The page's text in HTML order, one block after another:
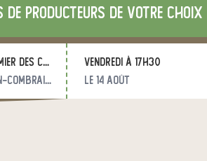
de producteurs de votre choix
Le Drive Fermier des Combrailles
à Condat-en-Combraille
vendredi à 17h30
le 14 août